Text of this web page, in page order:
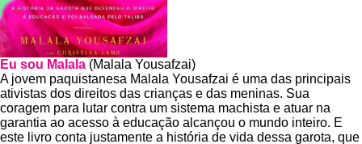
Eu sou Malala (Malala Yousafzai)
A jovem paquistanesa Malala Yousafzai é uma das principais
ativistas dos direitos das crianças e das meninas. Sua
coragem para lutar contra um sistema machista e atuar na
garantia ao acesso à educação alcançou o mundo inteiro. E
este livro conta justamente a história de vida dessa garota, que